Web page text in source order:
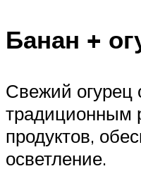
Банан +
Свежий огурец
традиционным
продуктов,
осветление.